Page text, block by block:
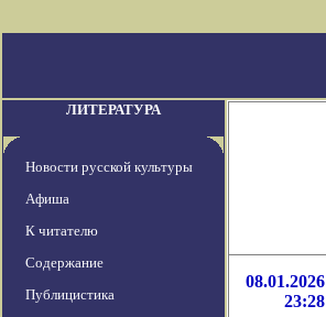
ЛИТЕРАТУРА
Новости русской культуры
Афиша
К читателю
Содержание
Публицистика
08.01.2026
23:28